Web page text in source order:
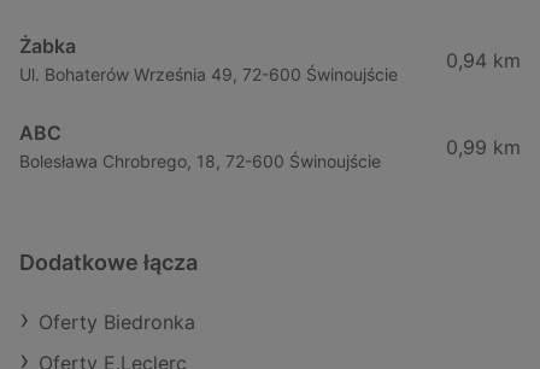
Żabka
Ul. Bohaterów Września 49, 72-600 Świnoujście
0,94 km
ABC
Bolesława Chrobrego, 18, 72-600 Świnoujście
0,99 km
Dodatkowe łącza
Oferty Biedronka
Oferty E.Leclerc